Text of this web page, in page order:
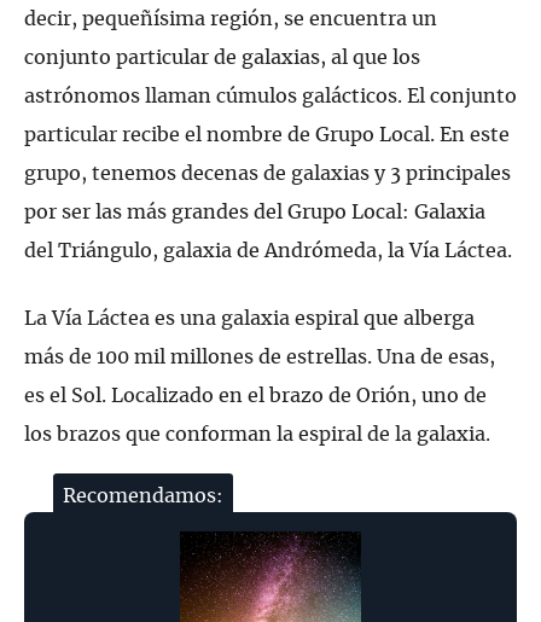
decir, pequeñísima región, se encuentra un
conjunto particular de galaxias, al que los
astrónomos llaman cúmulos galácticos. El conjunto
particular recibe el nombre de Grupo Local. En este
grupo, tenemos decenas de galaxias y 3 principales
por ser las más grandes del Grupo Local: Galaxia
del Triángulo, galaxia de Andrómeda, la Vía Láctea.
La Vía Láctea es una galaxia espiral que alberga
más de 100 mil millones de estrellas. Una de esas,
es el Sol. Localizado en el brazo de Orión, uno de
los brazos que conforman la espiral de la galaxia.
Recomendamos: